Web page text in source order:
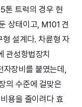
톤 트럭의 경우 현
상태이고, M101 견
설계다. 차륜형 자
관성항법장치
장비를 붙였는데,
의 수준에 걸맞은
용을 줄이려다 효